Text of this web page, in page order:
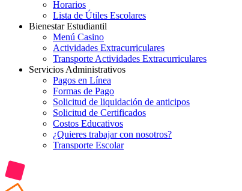
Horarios
Lista de Útiles Escolares
Bienestar Estudiantil
Menú Casino
Actividades Extracurriculares
Transporte Actividades Extracurriculares
Servicios Administrativos
Pagos en Línea
Formas de Pago
Solicitud de liquidación de anticipos
Solicitud de Certificados
Costos Educativos
¿Quieres trabajar con nosotros?
Transporte Escolar